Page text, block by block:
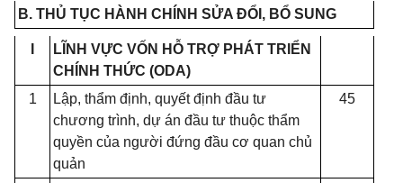
B. THỦ TỤC HÀNH CHÍNH SỬA ĐỔ I, BỔ SUNG
LĨNH VỰC VỐN HỖ TRỢ PHÁT TRIỂN
CHÍNH THỨC (ODA)
1
Lập, thẩm định, quyết định đầu tư
chương trình, dự án đầu tư thuộc thẩm
quyền của người đứng đầu cơ quan chủ
quản
45